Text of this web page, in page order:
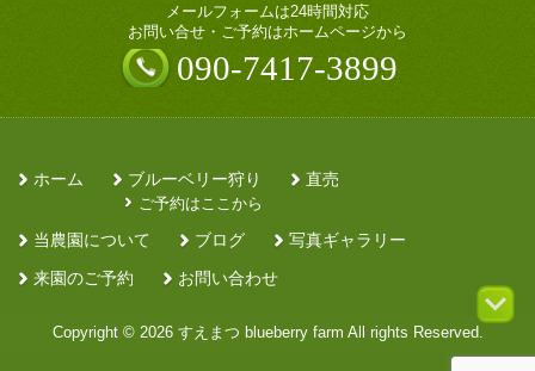
メールフォームは24時間対応
お問い合せ・ご予約はホームページから
090-7417-3899
ホーム
ブルーベリー狩り
ご予約はここから
直売
当農園について ブログ 写真ギャラリー
来園のご予約 お問い合わせ
Copyright © 2026 すえまつ blueberry farm All rights Reserved.